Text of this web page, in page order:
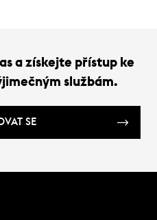
a získejte přístup ke
službám.
SE